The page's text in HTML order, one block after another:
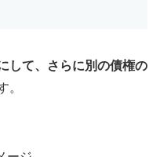
して、さらに別の債権の
。